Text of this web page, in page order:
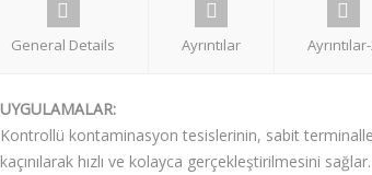
General Details Ayrıntılar
UYGULAMALAR:
Kontrollü kontaminasyon tesislerinin, sabit
kaçınılarak hızlı ve kolayca gerçekleştirilmesini